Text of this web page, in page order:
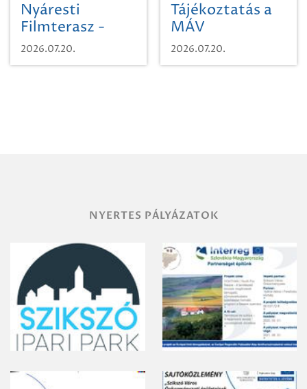
Nyáresti
Filmterasz -
Beugró a
Paradicsomba
2026.07.20.
Tájékoztatás a
MÁV
Pályaműködtetési
Zrt. Területi
2026.07.20.
NYERTES PÁLYÁZATOK